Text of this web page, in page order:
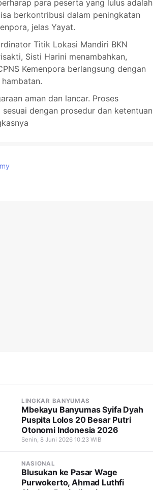
para peserta yang lulus adalah
berkontribusi dalam peningkatan
jelas Yayat.
Titik Lokasi Mandiri BKN
Sisti Harini menambahkan,
Kemenpora berlangsung dengan
aman dan lancar. Proses
sesuai dengan prosedur dan ketentuan
LINGKAR BANYUMAS
Mbekayu Banyumas Syifa Dyah
Puspita Lolos 20 Besar Putri
Otonomi Indonesia 2026
Senin, 8 Juni 2026 10.23 WIB
NASIONAL
Blusukan ke Pasar Wage
Purwokerto, Ahmad Luthfi